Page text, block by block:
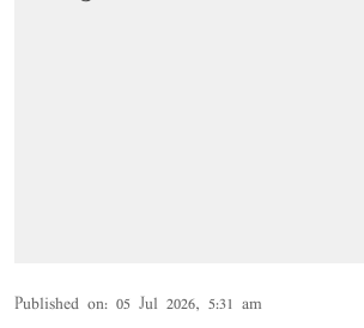
Published on: 05 Jul 2026, 5:31 am